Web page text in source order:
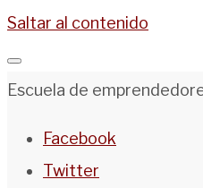
Saltar al contenido
Escuela de
Facebook
Twitter